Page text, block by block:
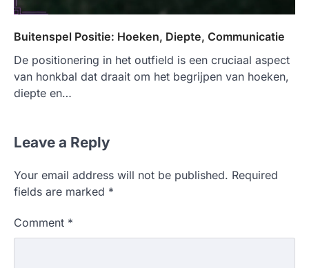
Buitenspel Positie: Hoeken, Diepte, Communicatie
De positionering in het outfield is een cruciaal aspect
van honkbal dat draait om het begrijpen van hoeken,
diepte en…
Leave a Reply
Your email address will not be published. Required
fields are marked *
Comment *